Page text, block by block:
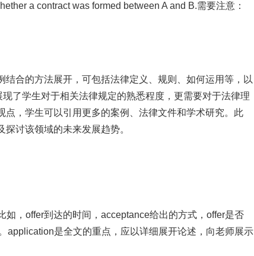
a contract was formed between A and B.需要注意：
合的方法展开，可包括法律定义、规则、如何运用等，以
了学生对于相关法律规定的熟悉程度，更需要对于法律理
，学生可以引用更多的案例、法律文件和学术研究。此
讨该领域的未来发展趋势。
，offer到达的时间，acceptance给出的方式，offer是否
application是全文的重点，应以详细展开论述，向老师展示